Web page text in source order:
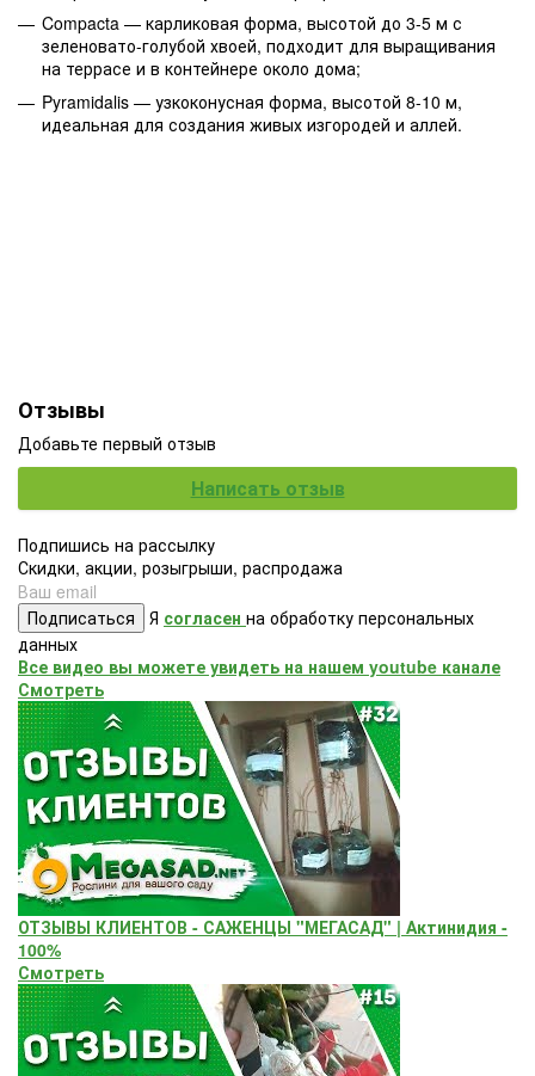
Compacta — карликовая форма, высотой до 3-5 м с
зеленовато-голубой хвоей, подходит для выращивания
на террасе и в контейнере около дома;
Pyramidalis — узкоконусная форма, высотой 8-10 м,
идеальная для создания живых изгородей и аллей.
Отзывы
Добавьте первый отзыв
Написать отзыв
Подпишись на рассылку
Скидки, акции, розыгрыши, распродажа
Подписаться Я согласен на обработку персональных
данных
Все видео вы можете увидеть на нашем youtube канале
Смотреть
ОТЗЫВЫ КЛИЕНТОВ - САЖЕНЦЫ "МЕГАСАД" | Актинидия -
100%
Смотреть